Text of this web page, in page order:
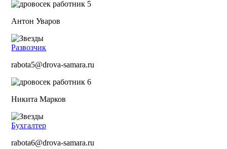
Антон Уваров
Развозчик
rabota5@drova-samara.ru
Никита Марков
Бухгалтер
rabota6@drova-samara.ru